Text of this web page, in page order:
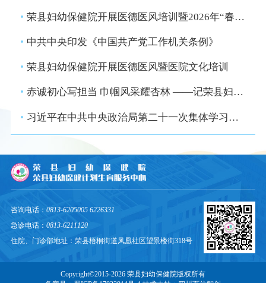
• 荣县妇幼保健院开展医德医风培训暨2026年“春节”节前集体廉政谈话会
• 中共中央印发《中国共产党工作机关条例》
• 荣县妇幼保健院开展医德医风暨医院文化培训
• 赤诚初心写担当 巾帼风采耀杏林 ——记荣县妇幼保健院优秀共产党员、副院长吴海涛
• 习近平在中共中央政治局第二十一次集体学习时强调 坚持从抓作风入手推进全面从严治党 把新时代党的自我革命要求进一步落实到位
咨询电话： 0813-6205005 6226331
急诊电话： 0813-6211120
住院、门诊部地址：荣县梧桐街道凤凰社区望景楼街318号
Copyright©2015-2026 荣县妇幼保健院版权所有